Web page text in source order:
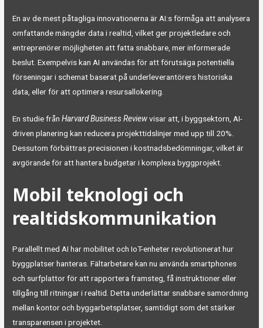
En av de mest påtagliga innovationerna är AI:s förmåga att analysera
omfattande mängder data i realtid, vilket ger projektledare och
entreprenörer möjligheten att fatta snabbare, mer informerade
beslut. Exempelvis kan AI användas för att förutsäga potentiella
förseningar i schemat baserat på underleverantörers historiska
data, eller för att optimera resursallokering.
En studie frånHarvard Business Reviewvisar att, i byggsektorn, AI-
driven planering kan reducera projekttidslinjer med upp till 20%.
Dessutom förbättras precisionen i kostnadsbedömningar, vilket är
avgörande för att hantera budgetar i komplexa byggprojekt.
Mobil teknologi och
realtidskommunikation
Parallellt med AI har mobilitet och IoT-enheter revolutionerat hur
byggplatser hanteras. Fältarbetare kan nu använda smartphones
och surfplattor för att rapportera framsteg, få instruktioner eller
tillgång till ritningar i realtid. Detta underlättar snabbare samordning
mellan kontor och byggarbetsplatser, samtidigt som det stärker
transparensen i projektet.